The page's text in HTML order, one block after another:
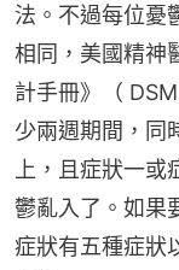
法。不過每位憂
相同，美國精神
計手冊》（
少兩週期間，同
上，且症狀一
鬱亂入了。如果
症狀有五種症狀